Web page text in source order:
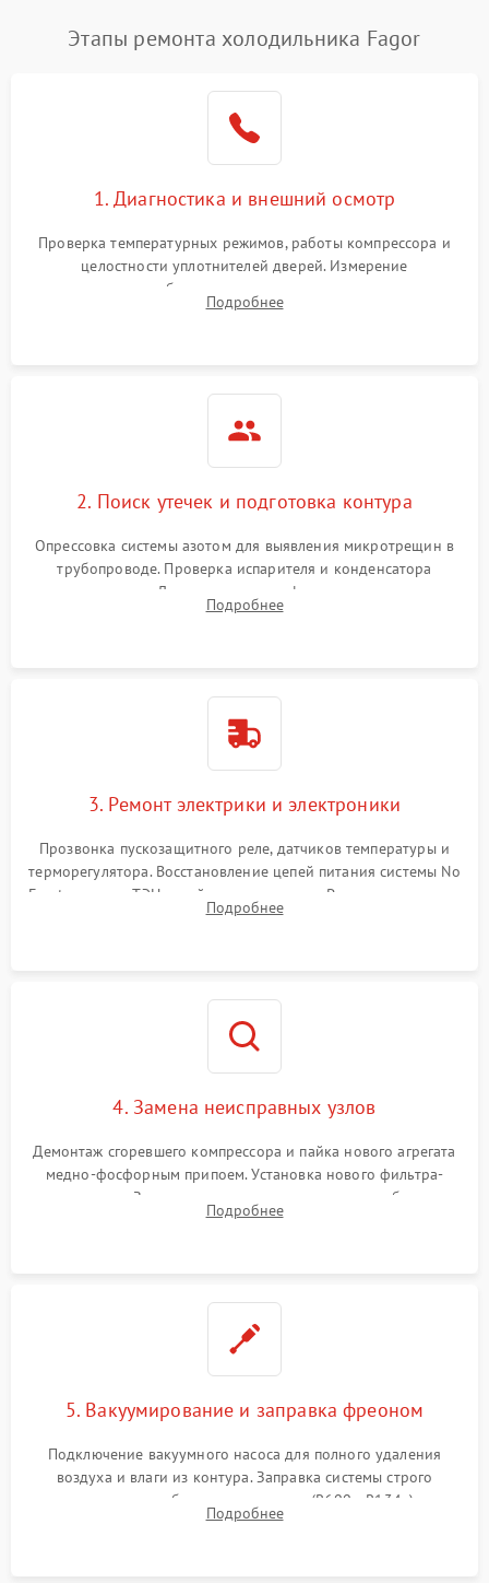
Поломка системы No Frost 2600 ₽ Подробнее →
работе
2000 ₽ Подробнее →
1000 ₽
1800 ₽
Этапы ремонта холодильника Fagor
1. Диагностика и внешний осмотр
Проверка температурных режимов, работы компрессора и
целостности уплотнителей дверей. Измерение
сопротивления обмоток мотора, проверка термостата и
считывание кодов ошибок с электронного дисплея.
Подробнее
2. Поиск утечек и подготовка контура
Опрессовка системы азотом для выявления микротрещин в
трубопроводе. Проверка испарителя и конденсатора
течеискателем. Демонтаж старого фильтра-осушителя и
продувка капиллярной трубки для устранения засоров.
Подробнее
3. Ремонт электрики и электроники
Прозвонка пускозащитного реле, датчиков температуры и
терморегулятора. Восстановление цепей питания системы No
Frost, включая ТЭН оттайки и вентилятор. Ремонт или замена
платы управления при сбоях алгоритмов.
Подробнее
4. Замена неисправных узлов
Демонтаж сгоревшего компрессора и пайка нового агрегата
медно-фосфорным припоем. Установка нового фильтра-
осушителя. Замена изношенных вентиляторов обдува,
сломанных заслонок или поврежденных дверных петель.
Подробнее
5. Вакуумирование и заправка фреоном
Подключение вакуумного насоса для полного удаления
воздуха и влаги из контура. Заправка системы строго
дозированным объемом хладагента (R600a, R134a) по
электронным весам. Контроль рабочего давления в системе.
Подробнее